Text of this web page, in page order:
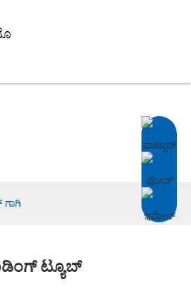
ಟ್ಯೂಬ್